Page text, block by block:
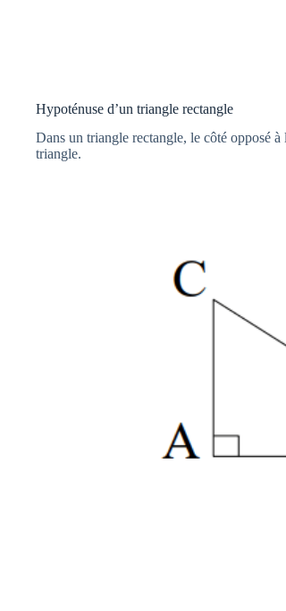
Hypoténuse d’un triangle rectangle
Dans un triangle rectangle, le côté opposé
triangle.